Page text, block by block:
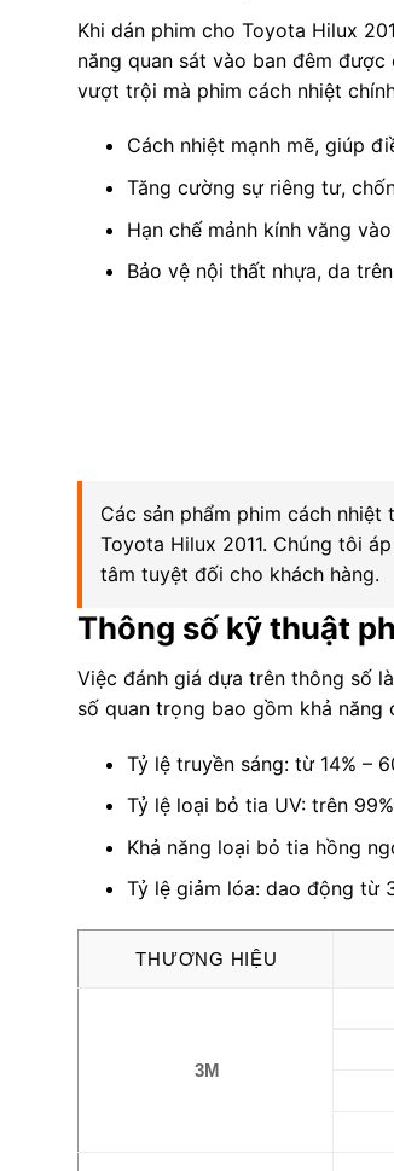
Khi dán phim cho Toyota Hilux
năng quan sát vào ban đêm
vượt trội mà phim cách nhiệt
Cách nhiệt mạnh mẽ, giúp
Tăng cường sự riêng tư,
Hạn chế mảnh kính văng
Bảo vệ nội thất nhựa, da
Các sản phẩm phim cách
Toyota Hilux 2011. Chúng tôi
tâm tuyệt đối cho khách hàng.
Thông số kỹ thuật
Việc đánh giá dựa trên thông số
số quan trọng bao gồm khả năng
Tỷ lệ truyền sáng: từ 14% –
Tỷ lệ loại bỏ tia UV: trên
Khả năng loại bỏ tia hồng
Tỷ lệ giảm lóa: dao động từ
THƯƠNG HIỆU
3M